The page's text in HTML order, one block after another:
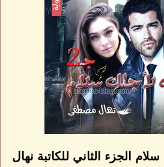
الجزء الثاني للكاتبة نهال